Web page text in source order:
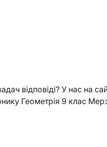
відповіді? У нас на
Геометрія 9 клас